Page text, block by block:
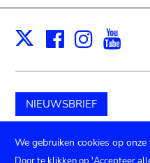
X Facebook
NIEUWSBRIEF
Schenk aan het museum
We gebruiken cookies op